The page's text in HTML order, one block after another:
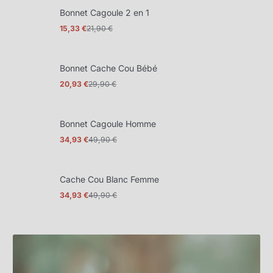
Bonnet Cagoule 2 en 1
Prix
15,33 €
Prix
21,90 €
Bonnet Cache Cou Bébé
Prix
20,93 €
Prix
29,90 €
Bonnet Cagoule Homme
Prix
34,93 €
Prix
49,90 €
Cache Cou Blanc Femme
Prix
34,93 €
Prix
49,90 €